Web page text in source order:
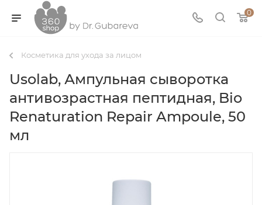
0
Косметика для ухода за лицом
Usolab, Ампульная сыворотка
антивозрастная пептидная, Bio
Renaturation Repair Ampoule, 50
мл